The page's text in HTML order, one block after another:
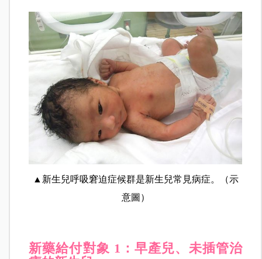
▲新生兒呼吸窘迫症候群是新生兒常見病症。（示
意圖）
新藥給付對象 1：早產兒、未插管治